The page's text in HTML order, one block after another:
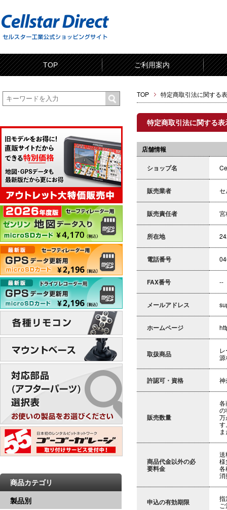
TOP ご利用案内
TOP 特定商取引法に関する
特定商取引法に関する表
店舗情報
ショップ名
販売業者 セ
販売責任者
所在地
電話番号
FAX番号 --
メールアドレス
ホームページ
取扱商品
源
許認可・資格
販売数量
各
の
万
す
商品代金以外の必
要料金
送
様
各
消
申込の有効期限
指
商品カテゴリ
製品別